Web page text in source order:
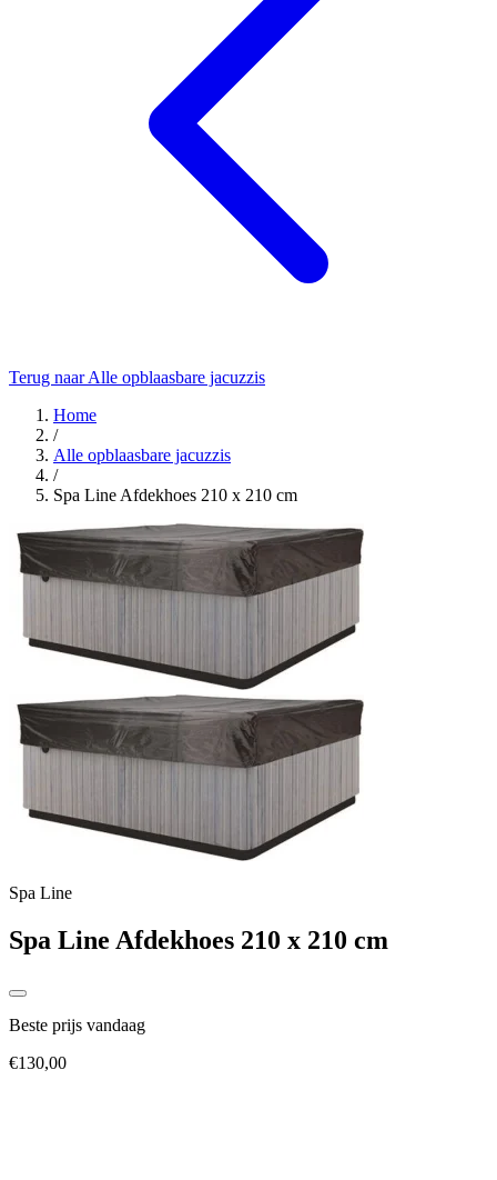
Terug naar Alle opblaasbare jacuzzis
Home
/
Alle opblaasbare jacuzzis
/
Spa Line Afdekhoes 210 x 210 cm
Spa Line
Spa Line Afdekhoes 210 x 210 cm
Beste prijs vandaag
€130,00